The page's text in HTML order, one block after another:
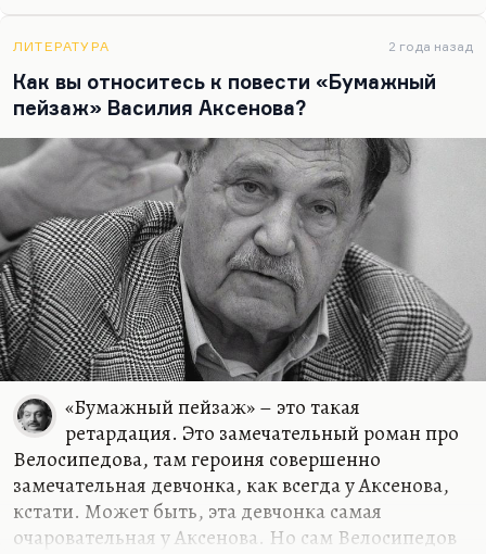
Кожев (он же Кожевников). Интересен главным
образом потому, что он первым поставил вопрос,
а не была ли вся репрессивная система…
ЛИТЕРАТУРА 2 года назад
Как вы относитесь к повести «Бумажный
пейзаж» Василия Аксенова?
«Бумажный пейзаж» – это такая
ретардация. Это замечательный роман про
Велосипедова, там героиня совершенно
замечательная девчонка, как всегда у Аксенова,
кстати. Может быть, эта девчонка самая
очаровательная у Аксенова. Но сам Велосипедов